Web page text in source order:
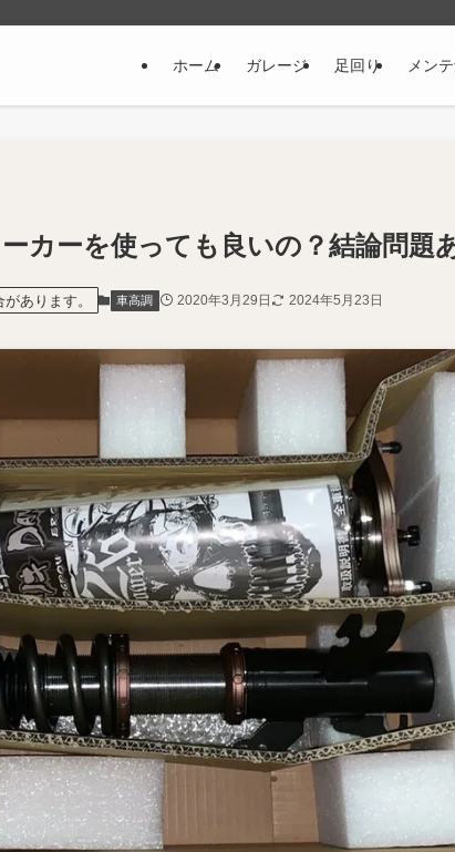
ホーム ガレージ 足回り メン
カーを使っても良いの？結論問題
あります。 車高調 2020年3月29日 2024年5月23日